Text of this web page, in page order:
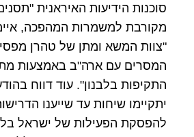
סוכנות הידיעות האיראנית
מקורבת למשמרות המהפכה,
"צוות המשא ומתן של טהרן
המסרים עם ארה"ב באמצעות
התקיפות בלבנון". עוד דווח
יתקיימו שיחות עד שייענו
להפסקת הפעילות של ישראל